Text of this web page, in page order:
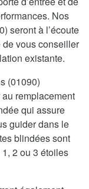
Nos
seront à l’écoute
vous conseiller
existante.
(01090)
remplacement
qui assure
guider dans le
blindées sont
2 ou 3 étoiles